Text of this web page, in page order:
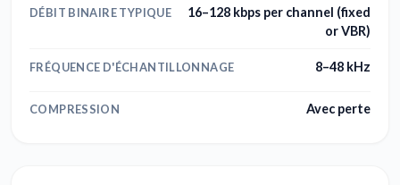
DÉBIT BINAIRE TYPIQUE
16–128 kbps per channel (fixed
or VBR)
FRÉQUENCE D'ÉCHANTILLONNAGE 8–48 kHz
COMPRESSION Avec perte